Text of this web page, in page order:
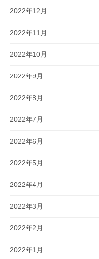
2022年12月
2022年11月
2022年10月
2022年9月
2022年8月
2022年7月
2022年6月
2022年5月
2022年4月
2022年3月
2022年2月
2022年1月